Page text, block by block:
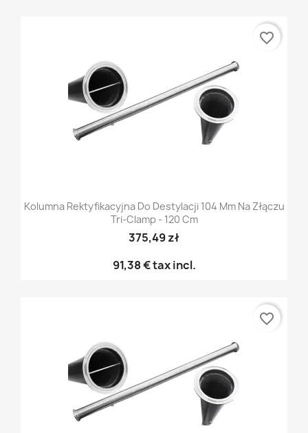
Kolumna Rektyfikacyjna Do Destylacji 104 Mm Na Złączu
Tri-Clamp - 120 Cm
375,49 zł
91,38 €tax incl.
favorite_border
favorite_border